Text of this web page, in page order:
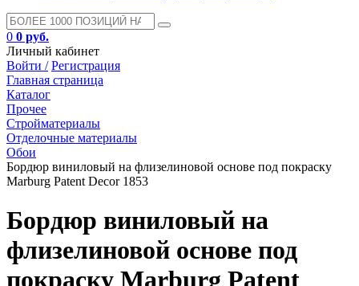
0 0 руб.
Личный кабинет
Войти / Регистрация
Главная страница
Каталог
Прочее
Стройматериалы
Отделочные материалы
Обои
Бордюр виниловый на флизелиновой основе под покраску
Marburg Patent Decor 1853
Бордюр виниловый на
флизелиновой основе под
покраску Marburg Patent